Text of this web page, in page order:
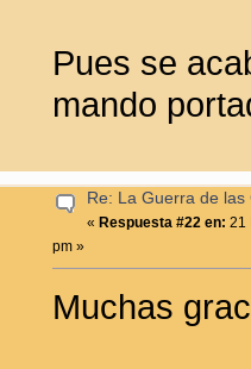
Pues se
mando
Re: La Guerra de las
« Respuesta #22 en: 21
pm »
Muchas